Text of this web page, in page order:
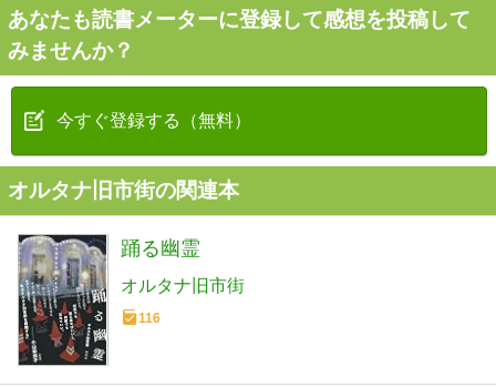
あなたも読書メーターに登録して感想を投稿して
みませんか？
今すぐ登録する（無料）
オルタナ旧市街の関連本
踊る幽霊
オルタナ旧市街
116